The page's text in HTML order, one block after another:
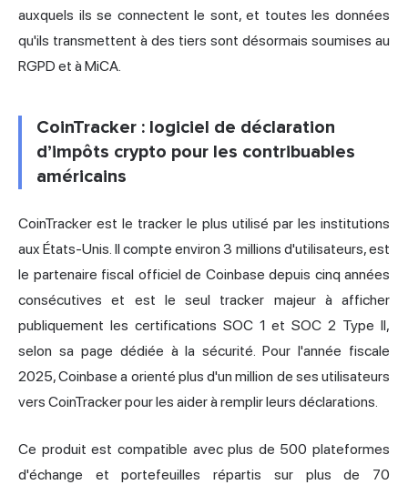
auxquels ils se connectent le sont, et toutes les données
qu'ils transmettent à des tiers sont désormais soumises au
RGPD et à MiCA.
CoinTracker : logiciel de déclaration
d’impôts crypto pour les contribuables
américains
CoinTracker est le tracker le plus utilisé par les institutions
aux États-Unis. Il compte environ 3 millions d'utilisateurs, est
le partenaire fiscal officiel de Coinbase depuis cinq années
consécutives et est le seul tracker majeur à afficher
publiquement les certifications SOC 1 et SOC 2 Type II,
selon sa page dédiée à la sécurité. Pour l'année fiscale
2025, Coinbase a orienté plus d'un million de ses utilisateurs
vers CoinTracker pour les aider à remplir leurs déclarations.
Ce produit est compatible avec plus de 500 plateformes
d'échange et portefeuilles répartis sur plus de 70